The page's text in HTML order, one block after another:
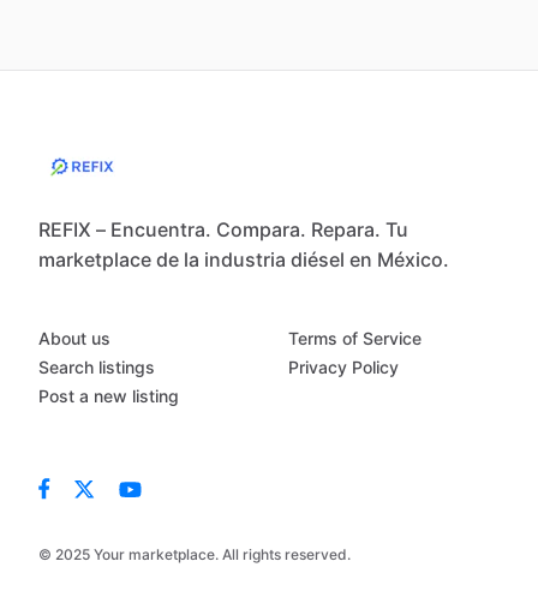
REFIX – Encuentra. Compara. Repara. Tu
marketplace de la industria diésel en México.
© 2025 Your marketplace. All rights reserved.
About us
Search listings
Post a new listing
Terms of Service
Privacy Policy